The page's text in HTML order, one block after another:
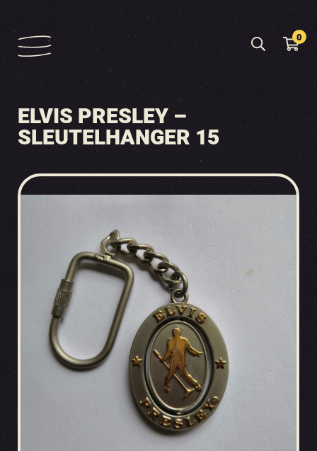
0
ELVIS PRESLEY –
SLEUTELHANGER 15